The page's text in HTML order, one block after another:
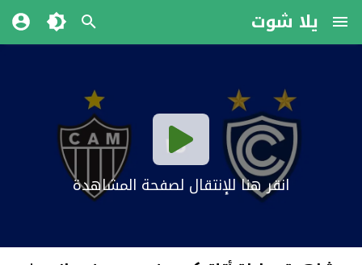
يلا شوت
انقر هنا للإنتقال لصفحة المشاهدة